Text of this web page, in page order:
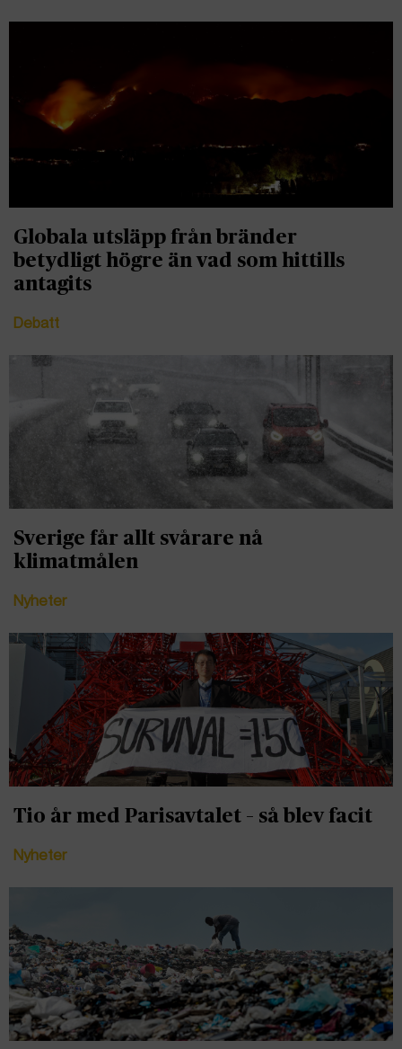
Globala utsläpp från bränder
betydligt högre än vad som hittills
antagits
Debatt
Sverige får allt svårare nå
klimatmålen
Nyheter
Tio år med Parisavtalet – så blev facit
Nyheter